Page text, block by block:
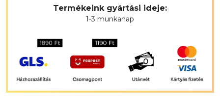
Termékeink gyártási ideje:
1-3 munkanap